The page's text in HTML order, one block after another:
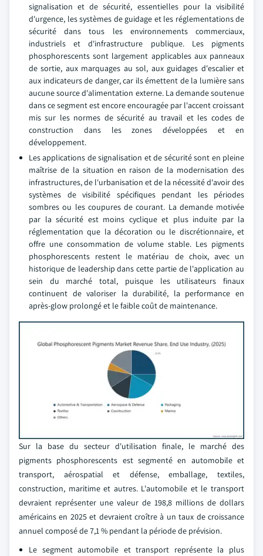
signalisation et de sécurité, essentielles pour la visibilité
d'urgence, les systèmes de guidage et les réglementations de
sécurité dans tous les environnements commerciaux,
industriels et d'infrastructure publique. Les pigments
phosphorescents sont largement applicables aux panneaux
de sortie, aux marquages au sol, aux guidages d'escalier et
aux indicateurs de danger, car ils émettent de la lumière sans
aucune source d'alimentation externe. La demande soutenue
dans ce segment est encore encouragée par l'accent croissant
mis sur les normes de sécurité au travail et les codes de
construction dans les zones développées et en
développement.
Les applications de signalisation et de sécurité sont en pleine
maîtrise de la situation en raison de la modernisation des
infrastructures, de l'urbanisation et de la nécessité d'avoir des
systèmes de visibilité spécifiques pendant les périodes
sombres ou les coupures de courant. La demande motivée
par la sécurité est moins cyclique et plus induite par la
réglementation que la décoration ou le discrétionnaire, et
offre une consommation de volume stable. Les pigments
phosphorescents restent le matériau de choix, avec un
historique de leadership dans cette partie de l'application au
sein du marché total, puisque les utilisateurs finaux
continuent de valoriser la durabilité, la performance en
après-glow prolongé et le faible coût de maintenance.
Sur la base du secteur d'utilisation finale, le marché des
pigments phosphorescents est segmenté en automobile et
transport, aérospatial et défense, emballage, textiles,
construction, maritime et autres. L'automobile et le transport
devraient représenter une valeur de 198,8 millions de dollars
américains en 2025 et devraient croître à un taux de croissance
annuel composé de 7,1 % pendant la période de prévision.
Le segment automobile et transport représente la plus